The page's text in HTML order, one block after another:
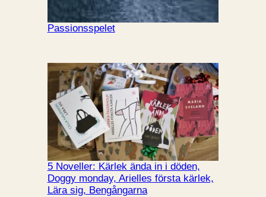
Passionsspelet
5 Noveller: Kärlek ända in i döden,
Doggy monday, Arielles första kärlek,
Lära sig, Bengångarna